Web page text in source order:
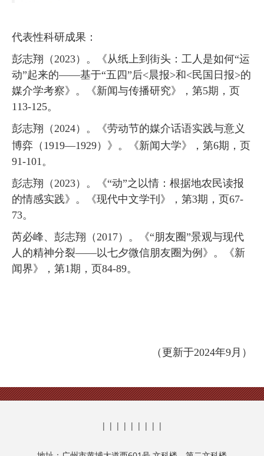
代表性科研成果：
彭志翔（ 2023）。《从纸上到街头：工人是如何“运
动”起来的——基于“五四”后<晨报>和<民国日报>的
媒介学考察》。《新闻与传播研究》，第5期，页
113-125。
彭志翔（ 2024）。《劳动节的媒介话语实践与意义
博弈（ 1919—1929） 》。《新闻大学》，第6期，页
91-101 。
彭志翔（ 2023）。《“动”之以情：根据地农民读报
的情感实践》。《现代中文学刊》，第3期，页67-
73。
芮必峰、彭志翔（ 2017）。《“朋友圈”景观与现代
人的精神分裂——以七夕微信朋友圈为例》。
《新
闻界》，第1期，页84-89。
（更新于2024年9月）
| | | | | | | | |